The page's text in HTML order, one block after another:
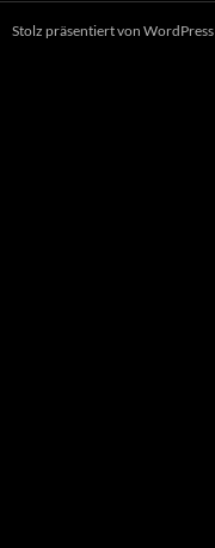
Stolz präsentiert von WordPress